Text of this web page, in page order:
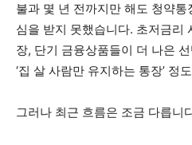
불과 몇 년 전까지만 해도 청약
심을 받지 못했습니다. 초저금리
장, 단기 금융상품들이 더 나은
‘집 살 사람만 유지하는 통장’ 정
그러나 최근 흐름은 조금 다릅니